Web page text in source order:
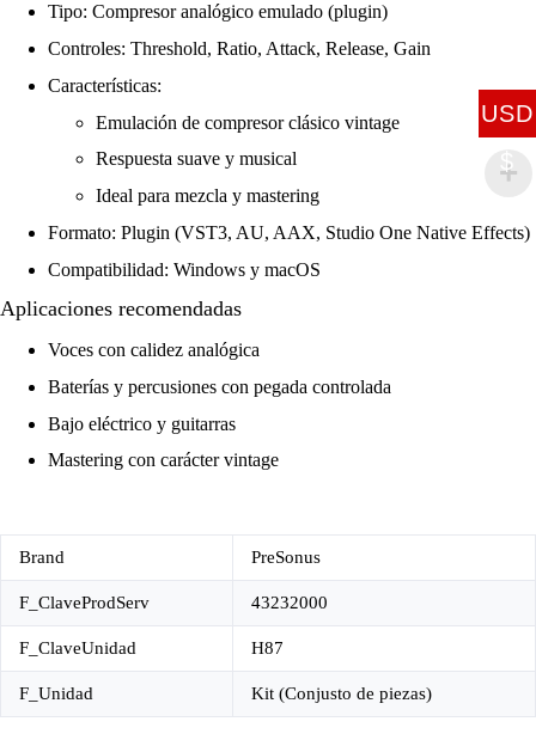
Tipo: Compresor analógico emulado (plugin)
Controles: Threshold, Ratio, Attack, Release, Gain
Características:
Emulación de compresor clásico vintage
Respuesta suave y musical
Ideal para mezcla y mastering
Formato: Plugin (VST3, AU, AAX, Studio One Native Effects)
Compatibilidad: Windows y macOS
Aplicaciones recomendadas
Voces con calidez analógica
Baterías y percusiones con pegada controlada
Bajo eléctrico y guitarras
Mastering con carácter vintage
Brand PreSonus
F_ClaveProdServ 43232000
F_ClaveUnidad H87
F_Unidad Kit (Conjusto de piezas)
USD
$